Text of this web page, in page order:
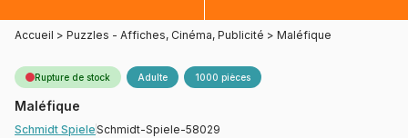
Accueil > Puzzles - Affiches, Cinéma, Publicité > Maléfique
Rupture de stock Adulte 1000 pièces
Maléfique
Schmidt SpieleSchmidt-Spiele-58029